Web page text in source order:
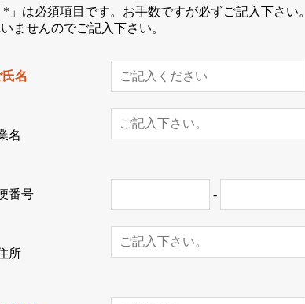
」は必須項目です。お手数ですが必ずご記入下さ
ませんのでご記入下さい。
名
名
番号 -
所